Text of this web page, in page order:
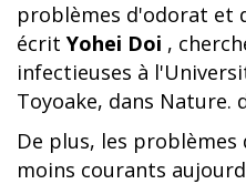
problèmes d'odorat et
écrit Yohei Doi ,
infectieuses à
Toyoake, dans Nature.
De plus, les
moins courants